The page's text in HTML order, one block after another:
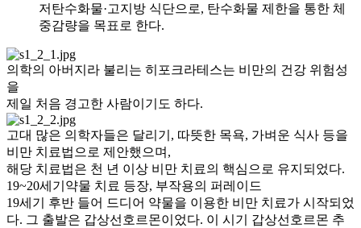
저탄수화물·고지방 식단으로, 탄수화물 제한을 통한 체
중감량을 목표로 한다.
의학의 아버지라 불리는 히포크라테스는 비만의 건강 위험성
을
제일 처음 경고한 사람이기도 하다.
고대 많은 의학자들은 달리기, 따뜻한 목욕, 가벼운 식사 등을
비만 치료법으로 제안했으며,
해당 치료법은 천 년 이상 비만 치료의 핵심으로 유지되었다.
19~20세기 약물 치료 등장, 부작용의 퍼레이드
19세기 후반 들어 드디어 약물을 이용한 비만 치료가 시작되었
다. 그 출발은 갑상선호르몬이었다. 이 시기 갑상선호르몬 추